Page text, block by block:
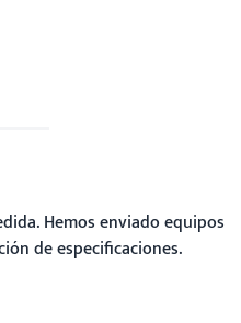
Hemos enviado equipos
de especificaciones.